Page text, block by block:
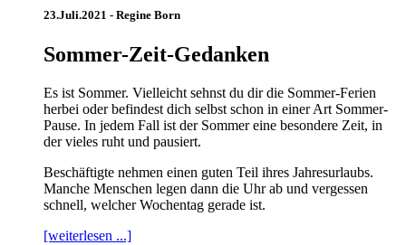
23.Juli.2021 - Regine Born
Sommer-Zeit-Gedanken
Es ist Sommer. Vielleicht sehnst du dir die Sommer-Ferien
herbei oder befindest dich selbst schon in einer Art Sommer-
Pause. In jedem Fall ist der Sommer eine besondere Zeit, in
der vieles ruht und pausiert.
Beschäftigte nehmen einen guten Teil ihres Jahresurlaubs.
Manche Menschen legen dann die Uhr ab und vergessen
schnell, welcher Wochentag gerade ist.
[weiterlesen ...]